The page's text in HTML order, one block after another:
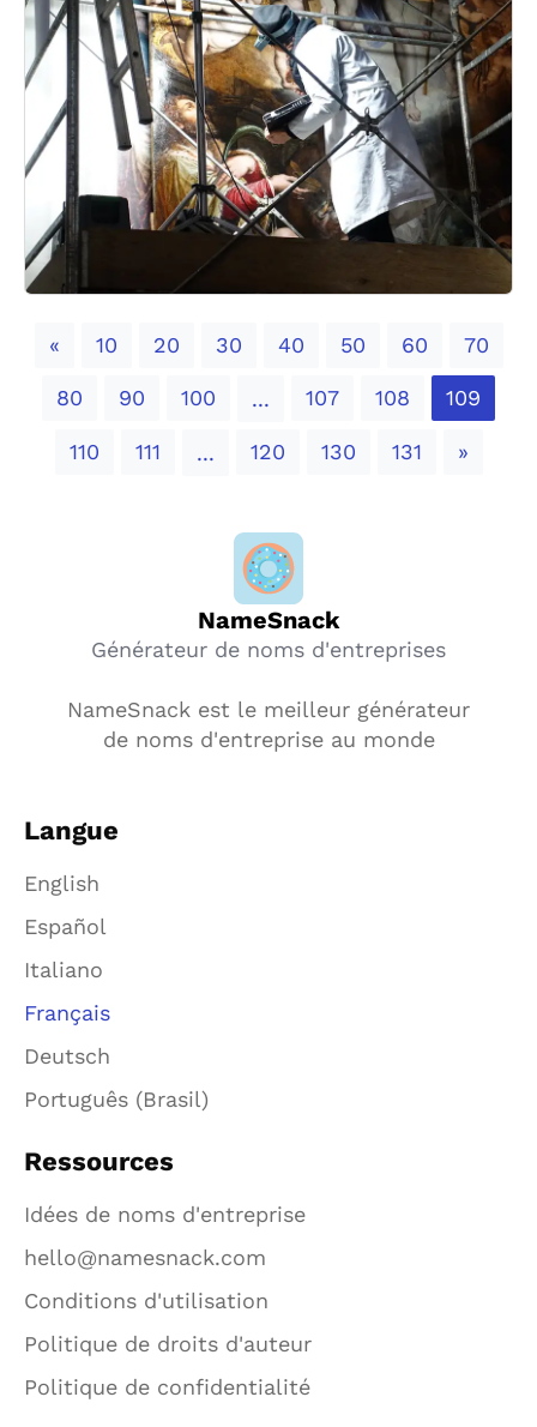
«Previous
10 20 30 40 50 60 70
80 90 100 ... 107 108 109
110 111 ... 120 130 131 »Next
NameSnack
Générateur de noms d'entreprises
NameSnack est le meilleur générateur
de noms d'entreprise au monde
Langue
English
Español
Italiano
Français
Deutsch
Português (Brasil)
Ressources
Idées de noms d'entreprise
hello@namesnack.com
Conditions d'utilisation
Politique de droits d'auteur
Politique de confidentialité